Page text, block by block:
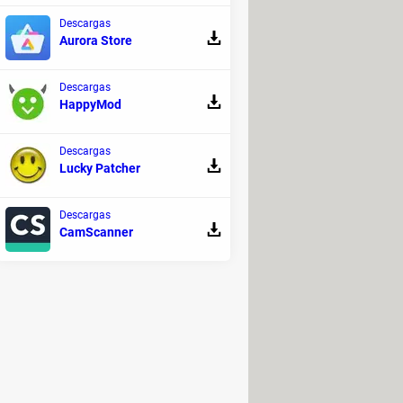
información.
en telepeajes. En la
Mi 9, Samsung Galaxy S10,
Descargas
Aurora Store
Descargas
HappyMod
Descargas
Lucky Patcher
Descargas
CamScanner